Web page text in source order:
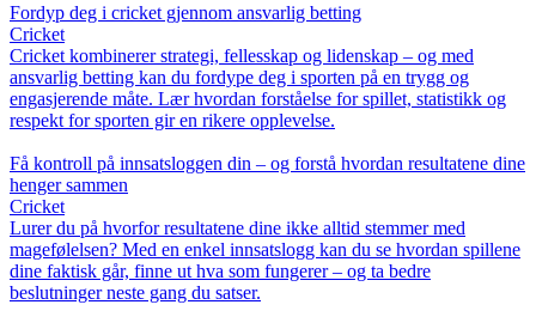
Fordyp deg i cricket gjennom ansvarlig betting
Cricket
Cricket kombinerer strategi, fellesskap og lidenskap – og med
ansvarlig betting kan du fordype deg i sporten på en trygg og
engasjerende måte. Lær hvordan forståelse for spillet, statistikk og
respekt for sporten gir en rikere opplevelse.
Få kontroll på innsatsloggen din – og forstå hvordan resultatene dine
henger sammen
Cricket
Lurer du på hvorfor resultatene dine ikke alltid stemmer med
magefølelsen? Med en enkel innsatslogg kan du se hvordan spillene
dine faktisk går, finne ut hva som fungerer – og ta bedre
beslutninger neste gang du satser.